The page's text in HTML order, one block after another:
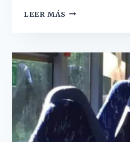
LEER MÁS ILUSIONES
QUÉ
TU
PAREJA
NO
ES
GENIAL
COMO